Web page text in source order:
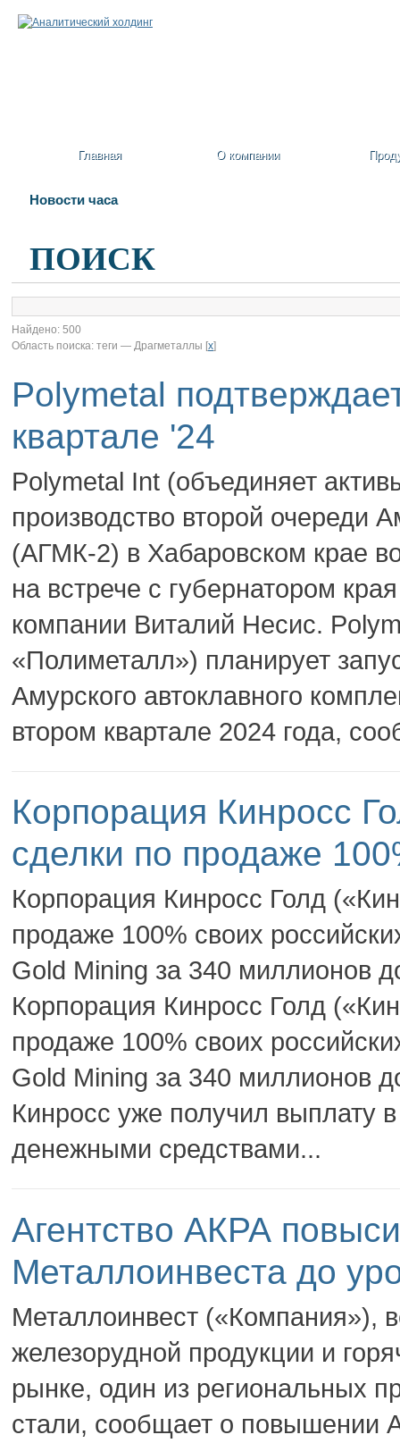
Главная О компании
Новости часа
ПОИСК
Найдено: 500
Область поиска: теги — Драгметаллы [x]
Polymetal
квартале '24
Polymetal Int (объединяет
производство второй очереди
(АГМК-2) в Хабаровском крае
на встрече с губернатором
компании Виталий Несис.
«Полиметалл») планирует
Амурского автоклавного
втором квартале 2024 года,
Корпорация Кинросс
сделки по продаже
Корпорация Кинросс Голд
продаже 100% своих
Gold Mining за 340 миллионов
Корпорация Кинросс Голд
продаже 100% своих
Gold Mining за 340 миллионов
Кинросс уже получил
денежными средствами...
Агентство АКРА
Металлоинвеста до
Металлоинвест («Компания»),
железорудной продукции и
рынке, один из региональных
стали, сообщает о повышении